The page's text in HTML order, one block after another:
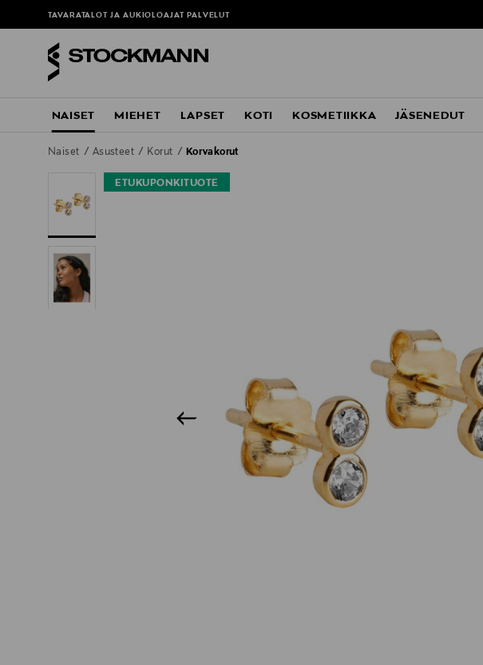
TAVARATALOT JA AUKIOLOAJAT PALVELUT
NAISET MIEHET LAPSET KOTI KOSMETIIKKA JÄSENEDUT
Naiset Asusteet Korut Korvakorut
ETUKUPONKITUOTE